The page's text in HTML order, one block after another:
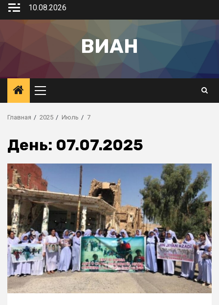
10.08.2026
ВИАН
Главная 2025 Июль 7
День: 07.07.2025